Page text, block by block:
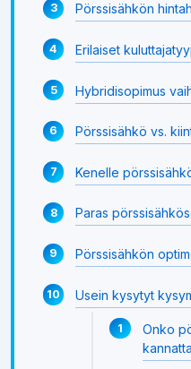
Pörssisähkön
Erilaiset
Hybridisopimus
Pörssisähkö vs.
Kenelle
Paras
Pörssisähkön
Usein kysytyt
Onko